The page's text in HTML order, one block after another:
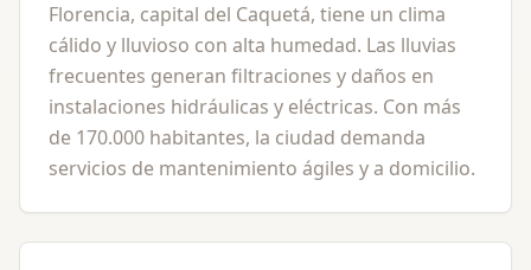
Florencia, capital del Caquetá, tiene un clima
cálido y lluvioso con alta humedad. Las lluvias
frecuentes generan filtraciones y daños en
instalaciones hidráulicas y eléctricas. Con más
de 170.000 habitantes, la ciudad demanda
servicios de mantenimiento ágiles y a domicilio.